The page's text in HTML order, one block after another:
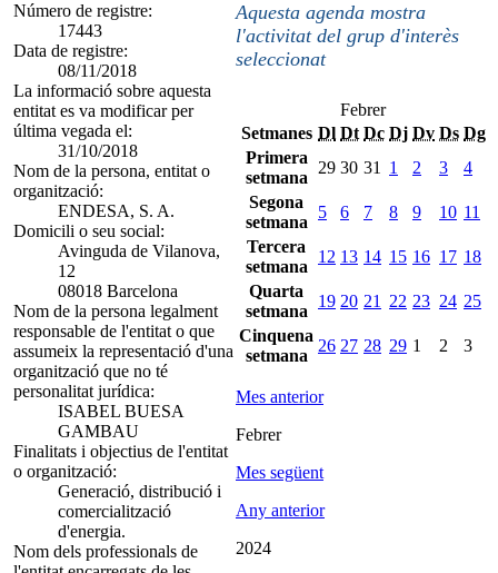
Número de registre:
17443
Data de registre:
08/11/2018
La informació sobre aquesta
entitat es va modificar per
última vegada el:
31/10/2018
Nom de la persona, entitat o
organització:
ENDESA, S. A.
Domicili o seu social:
Avinguda de Vilanova,
12
08018 Barcelona
Nom de la persona legalment
responsable de l'entitat o que
assumeix la representació d'una
organització que no té
personalitat jurídica:
ISABEL BUESA
GAMBAU
Finalitats i objectius de l'entitat
o organització:
Generació, distribució i
comercialització
d'energia.
Nom dels professionals de
Aquesta agenda mostra
l'activitat del grup d'interès
seleccionat
Febrer
Setmanes Dl Dt Dc Dj Dv Ds Dg
Primera
setmana
29 30 31 1 2 3
4
Segona
setmana
5 6 7 8 9 10 11
Tercera
setmana
12 13 14 15 16 17 18
Quarta
setmana
19 20 21 22 23 24 25
Cinquena
setmana
26 27 28 29 1 2 3
Mes anterior
Febrer
Mes següent
Any anterior
2024